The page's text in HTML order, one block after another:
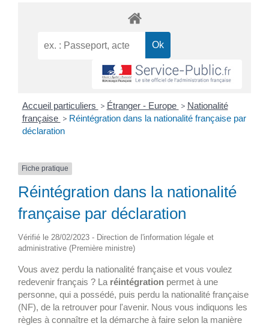
Accueil particuliers > Étranger - Europe > Nationalité
française > Réintégration dans la nationalité française par
déclaration
Fiche pratique
Réintégration dans la nationalité
française par déclaration
Vérifié le 28/02/2023 - Direction de l'information légale et
administrative (Première ministre)
Vous avez perdu la nationalité française et vous voulez
redevenir français ? La réintégration permet à une
personne, qui a possédé, puis perdu la nationalité française
(NF), de la retrouver pour l'avenir. Nous vous indiquons les
règles à connaître et la démarche à faire selon la manière